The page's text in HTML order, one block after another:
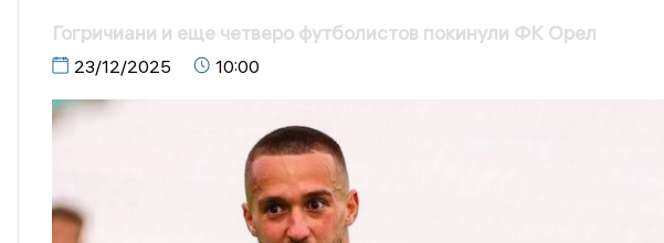
Гогричиани и еще четверо футболистов покинули ФК Орел
23/12/2025 10:00